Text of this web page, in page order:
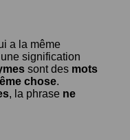
a la même
signification
sont des mots
chose.
, la phrase ne